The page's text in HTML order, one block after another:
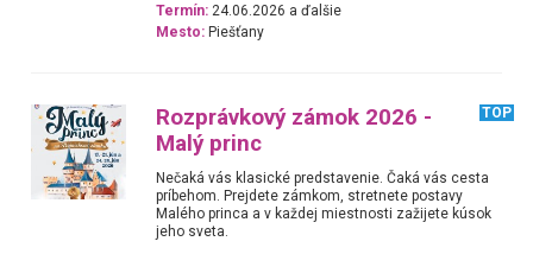
Termín: 24.06.2026 a ďalšie
Mesto: Piešťany
Rozprávkový zámok 2026 -
Malý princ
TOP
Nečaká vás klasické predstavenie. Čaká vás cesta
príbehom. Prejdete zámkom, stretnete postavy
Malého princa a v každej miestnosti zažijete kúsok
jeho sveta.